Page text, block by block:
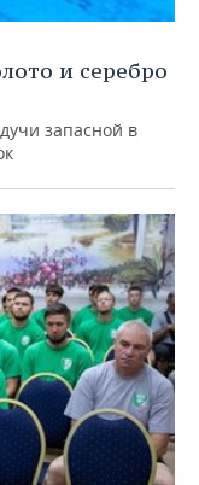
и серебро
запасной в